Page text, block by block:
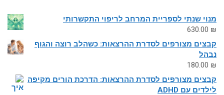
מנוי שנתי לספריית המרחב לריפוי התקשרותי
630.00
קבצים מצורפים לסדרת ההרצאות: כשהלב רוצה והגוף
נבהל
180.00
קבצים מצורפים לסדרת ההרצאות: הדרכת הורים מקיפה
לילדים עם ADHD